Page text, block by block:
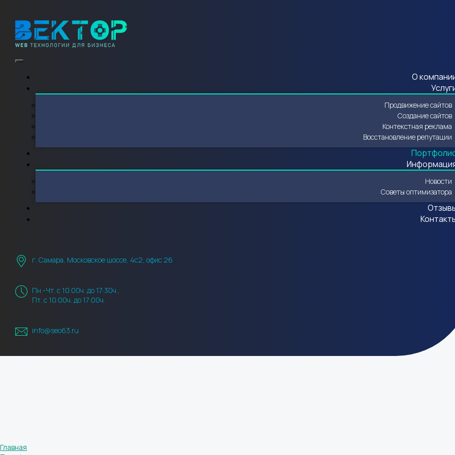
О
Продвижение сайтов
Создание сайтов
Контекстная реклама
Восстановление репутации
Новости
Советы оптимизатора
г. Самара, Московское шоссе, 4с2, офис 26
Пн.-Чт. с 10:00ч. до 17:30ч.,
Пт. с 10:00ч. до 17:00ч.
info@seo63.ru
Главная